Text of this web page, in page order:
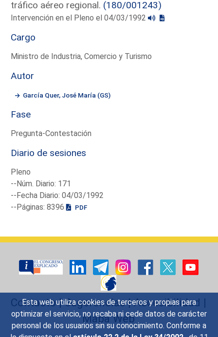
Esta web utiliza cookies de terceros y propias para
optimizar el servicio, no recaba ni cede datos de carácter
personal de los usuarios sin su conocimiento. Conforme a
tráfico aéreo regional. (180/001243)
Intervención en el Pleno el 04/03/1992
Cargo
Ministro de Industria, Comercio y Turismo
Autor
García Quer, José María (GS)
Fase
Pregunta-Contestación
Diario de sesiones
Pleno
--Núm. Diario: 171
--Fecha Diario: 04/03/1992
--Páginas: 8396
PDF
Contacto|Sugerencias|Accesibilidad |
Mapa Web